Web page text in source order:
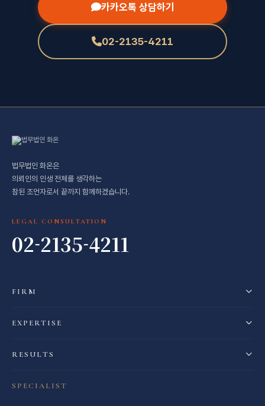
카카오톡 상담하기
02-2135-4211
법무법인 화온은
의뢰인의 인생 전체를 생각하는
참된 조언자로서 끝까지 함께하겠습니다.
LEGAL CONSULTATION
02-2135-4211
FIRM
EXPERTISE
RESULTS
SPECIALIST